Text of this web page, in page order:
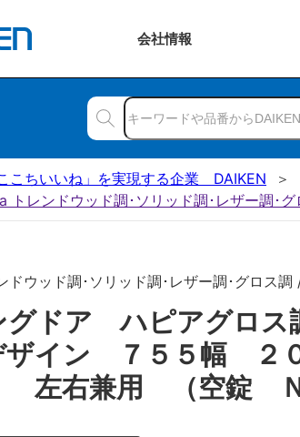
会社情報
こちいいね」を実現する企業 DAIKEN
トレンドウッド調･ソリッド調･レザー調･
ドウッド調･ソリッド調･レザー調･グロス
グドア ハピアグロ
ザイン ７５５幅 ２
左右兼用 （空錠 Ｎ